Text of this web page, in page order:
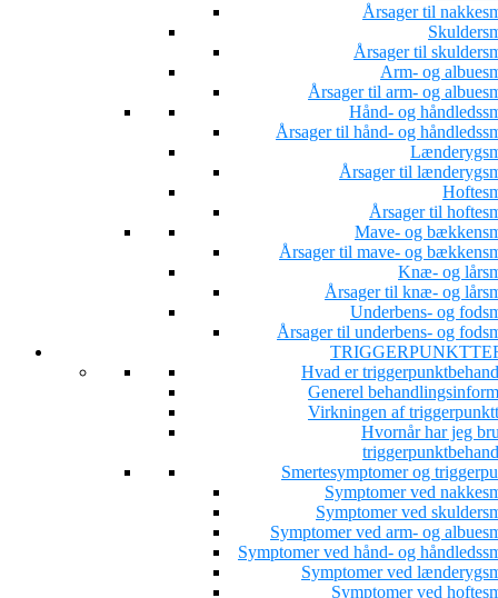
Årsager til
Årsager til
Arm- og
Årsager til arm- og
Hånd- og
Årsager til hånd- og
Årsager til
Årsager til
Mave- og
Årsager til mave- og
Knæ- og
Årsager til knæ- og
Underbens- og
Årsager til underbens- og
Hvad er
Generel
Virkningen af
Hvornår har jeg
Smertesymptomer og
Symptomer ved
Symptomer ved
Symptomer ved arm- og
Symptomer ved hånd- og
Symptomer ved
Symptomer ved